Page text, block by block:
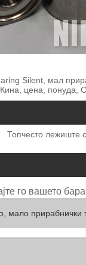
Silent, мал
цена, понуда,
Топчесто лежиште
го вашето